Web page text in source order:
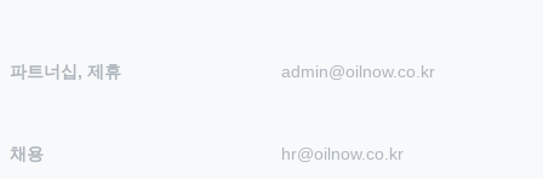
파트너십, 제휴 admin@oilnow.co.kr
채용 hr@oilnow.co.kr